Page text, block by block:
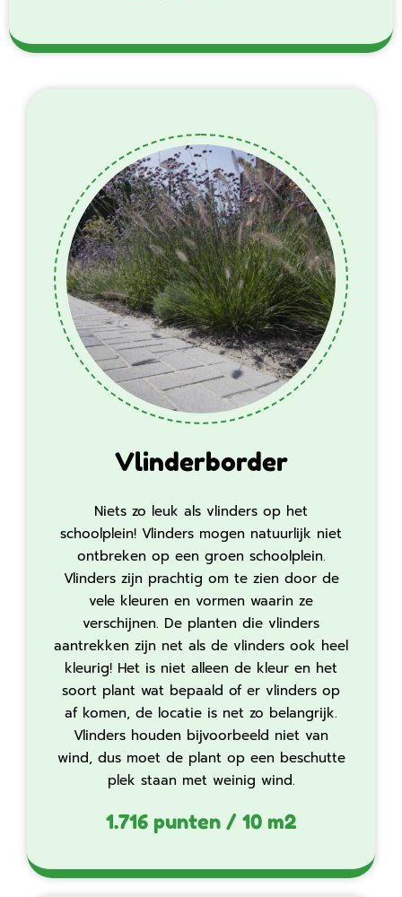
Vlinderborder
Niets zo leuk als vlinders op het
schoolplein! Vlinders mogen natuurlijk niet
ontbreken op een groen schoolplein.
Vlinders zijn prachtig om te zien door de
vele kleuren en vormen waarin ze
verschijnen. De planten die vlinders
aantrekken zijn net als de vlinders ook heel
kleurig! Het is niet alleen de kleur en het
soort plant wat bepaald of er vlinders op
af komen, de locatie is net zo belangrijk.
Vlinders houden bijvoorbeeld niet van
wind, dus moet de plant op een beschutte
plek staan met weinig wind.
1.716 punten / 10 m2